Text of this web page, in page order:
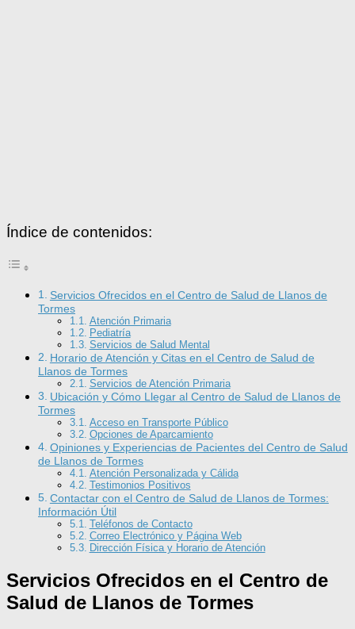
Índice de contenidos:
Servicios Ofrecidos en el Centro de Salud de Llanos de
Tormes
Atención Primaria
Pediatría
Servicios de Salud Mental
Horario de Atención y Citas en el Centro de Salud de
Llanos de Tormes
Servicios de Atención Primaria
Ubicación y Cómo Llegar al Centro de Salud de Llanos de
Tormes
Acceso en Transporte Público
Opciones de Aparcamiento
Opiniones y Experiencias de Pacientes del Centro de Salud
de Llanos de Tormes
Atención Personalizada y Cálida
Testimonios Positivos
Contactar con el Centro de Salud de Llanos de Tormes:
Información Útil
Teléfonos de Contacto
Correo Electrónico y Página Web
Dirección Física y Horario de Atención
Servicios Ofrecidos en el Centro de
Salud de Llanos de Tormes